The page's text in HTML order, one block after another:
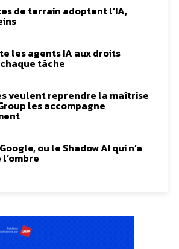
de terrain adoptent l’IA,
les agents IA aux droits
tâche
veulent reprendre la maîtrise
les accompagne
ou le Shadow AI qui n’a